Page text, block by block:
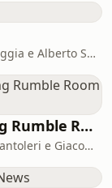
Edoardo Zaggia e Alberto Sacco
Wrestling Rumble Room Podcast
Leonardo Santoleri e Giacomo Toniaccini